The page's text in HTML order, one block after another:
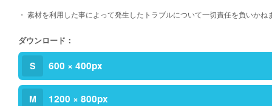
・ 素材を利用した事によって発生したトラブルについて一切責任を負いかね
ダウンロード：
S 600 × 400px
M 1200 × 800px